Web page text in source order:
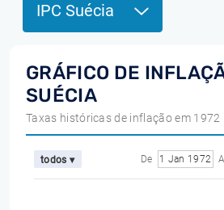
IPC Suécia
GRÁFICO DE
SUÉCIA
Taxas históricas de inflação em 1972
todos ▾ De 1 Jan 1972